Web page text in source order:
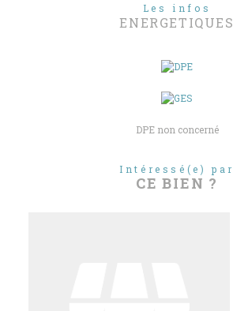
Les infos
ENERGETIQUES
DPE non concerné
Intéressé(e) par
CE BIEN ?